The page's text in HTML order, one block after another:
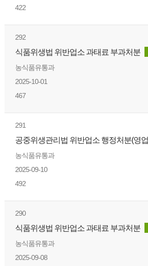
422
292
식품위생법 위반업소 과태료 부과처분
농식품유통과
2025-10-01
467
291
공중위생관리법 위반업소 행정처분(영
농식품유통과
2025-09-10
492
290
식품위생법 위반업소 과태료 부과처분
농식품유통과
2025-09-08